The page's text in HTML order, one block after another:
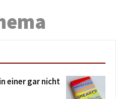
einer gar nicht